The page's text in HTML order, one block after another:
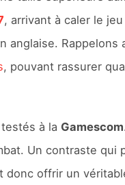
, arrivant à caler le
Rappelons
, pouvant rassurer
à la Gamescom
Un contraste qui
offrir un